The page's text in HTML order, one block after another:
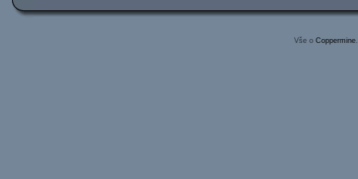
Vše o Coppermine